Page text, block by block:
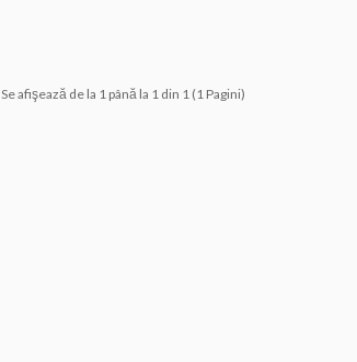
Se afişează de la 1 până la 1 din 1 (1 Pagini)